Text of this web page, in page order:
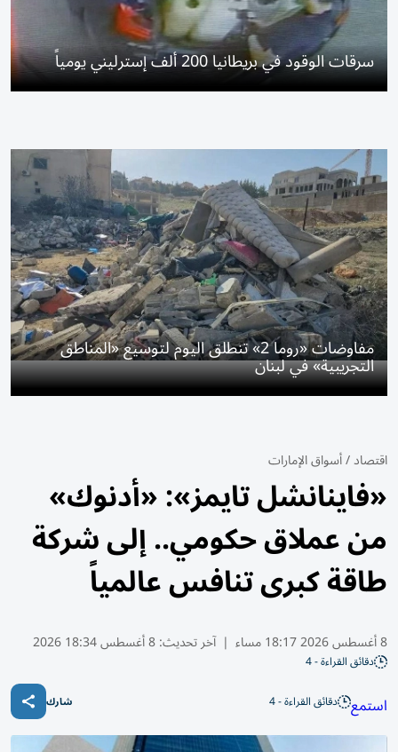
سرقات الوقود في بريطانيا 200 ألف إسترليني يومياً
مفاوضات «روما 2» تنطلق اليوم لتوسيع «المناطق
التجريبية» في لبنان
اقتصاد/أسواق الإمارات
«فاينانشل تايمز»: «أدنوك»
من عملاق حكومي.. إلى شركة
طاقة كبرى تنافس عالمياً
8 أغسطس 2026 18:17 مساء | آخر تحديث:8 أغسطس 18:34 2026
دقائق القراءة - 4
استمع دقائق القراءة - 4 شارك